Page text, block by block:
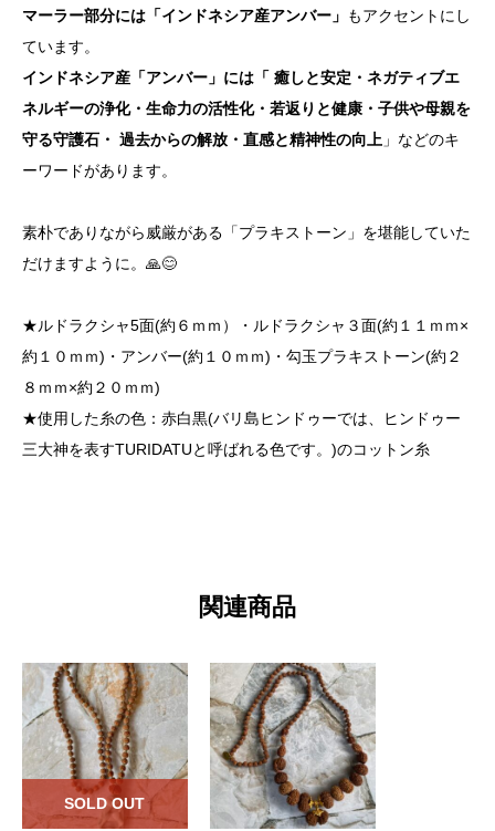
マーラー部分には「インドネシア産アンバー」 もアクセントにし
ています。
インドネシア産「アンバー」には「 癒しと安定・ネガティブエ
ネルギーの浄化・生命力の活性化・若返りと健康・子供や母親を
守る守護石・ 過去からの解放・直感と精神性の向上 」などのキ
ーワードがあります。
素朴でありながら威厳がある「プラキストーン」を堪能していた
だけますように。🙏😊
★ルドラクシャ5面(約６ｍｍ）・ルドラクシャ３面(約１１ｍｍ×
約１０ｍｍ)・アンバー(約１０ｍｍ)・勾玉プラキストーン(約２
８ｍｍ×約２０ｍｍ)
★使用した糸の色：赤白黒(バリ島ヒンドゥーでは、ヒンドゥー
三大神を表すTURIDATUと呼ばれる色です。)のコットン糸
関連商品
SOLD OUT